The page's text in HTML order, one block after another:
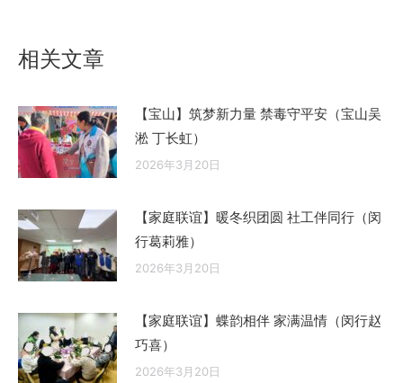
相关文章
【宝山】筑梦新力量 禁毒守平安（宝山吴
淞 丁长虹）
2026年3月20日
【家庭联谊】暖冬织团圆 社工伴同行（闵
行葛莉雅）
2026年3月20日
【家庭联谊】蝶韵相伴 家满温情（闵行赵
巧喜）
2026年3月20日